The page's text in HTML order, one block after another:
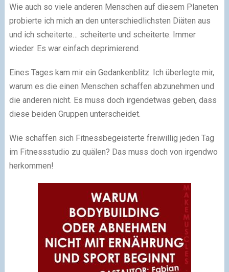
Wie auch so viele anderen Menschen auf diesem Planeten
probierte ich mich an den unterschiedlichsten Diäten aus
und ich scheiterte… scheiterte und scheiterte. Immer
wieder. Es war einfach deprimierend.
Eines Tages kam mir ein Gedankenblitz. Ich überlegte mir,
warum es die einen Menschen schaffen abzunehmen und
die anderen nicht. Es muss doch irgendetwas geben, dass
diese beiden Gruppen unterscheidet.
Wie schaffen sich Fitnessbegeisterte freiwillig jeden Tag
im Fitnessstudio zu quälen? Das muss doch von irgendwo
herkommen!